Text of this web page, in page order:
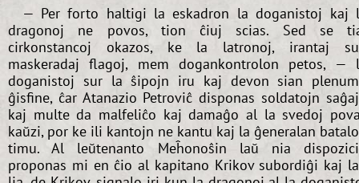
— Per forto haltigi la eskadron la doganistoj kaj
dragonoj ne povos, tion ĉiuj scias. Sed se
cirkonstancoj okazos, ke la latronoj, irantaj
maskeradaj flagoj, mem dogankontrolon petos, —
doganistoj sur la ŝipojn iru kaj devon sian
ĝisfine, ĉar Atanazio Petroviĉ disponas soldatojn
kaj multe da malfeliĉo kaj damaĝo al la svedoj
kaŭzi, por ke ili kantojn ne kantu kaj la ĝeneralan
timu. Al leŭtenanto Meĥonoŝin laŭ nia
proponas mi en ĉio al kapitano Krikov subordiĝi kaj